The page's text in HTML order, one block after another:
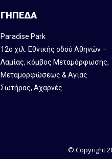
ΓΗΠΕΔΑ
Paradise Park
12ο χιλ. Εθνικής οδού Αθηνών –
Λαμίας, κόμβος Mεταμόρφωσης,
Μεταμορφώσεως & Αγίας
Σωτήρας, Αχαρνές
© Copyright